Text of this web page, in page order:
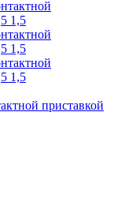
приставкой